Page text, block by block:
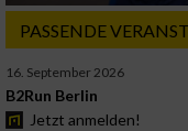
PASSENDE
16. September 2026
B2Run Berlin
Jetzt anmelden!